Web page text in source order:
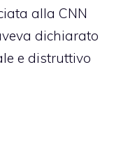
alla CNN
dichiarato
e distruttivo